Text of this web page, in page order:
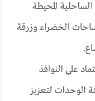
المحيطة
الخضراء وزرقة
على النوافذ
الوحدات لتعزيز